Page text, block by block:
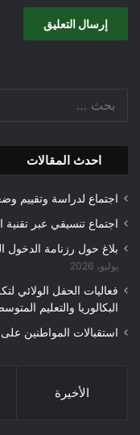
احدث المقالات
اجتماع لدراسة وتقييم
اجتماع تنسيقي عبر تقنية
بلاغ حول رزنامة الدخول
يوليو، 2026
فعاليات الحفل الولائي
البكالوريا والتعليم
استقبالات المواطنين
الأخيرة